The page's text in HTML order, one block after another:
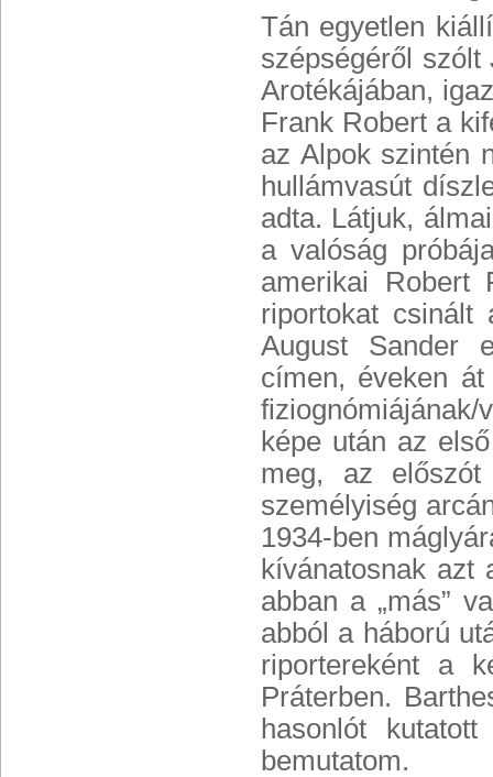
Tán egyetlen
szépségéről
Arotékájában,
Frank Robert a
az Alpok szintén
hullámvasút
adta. Látjuk,
a valóság
amerikai Robert
riportokat
August Sander
címen, éveken át
képe után az
meg, az
személyiség
1934-ben
kívánatosnak azt
abban a „más”
abból a háború
riportereként a
Práterben.
hasonlót
bemutatom.